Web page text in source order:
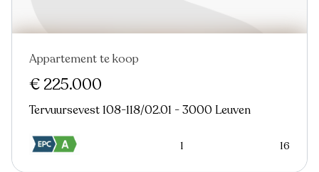
Appartement te koop
€ 225.000
Tervuursevest 108-118/02.01 - 3000 Leuven
1 16